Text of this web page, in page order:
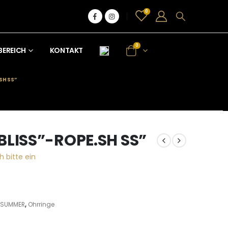
0
KONTAKT
0
SS”
ROPE.SH SS”
bitte ein
, Ohrringe